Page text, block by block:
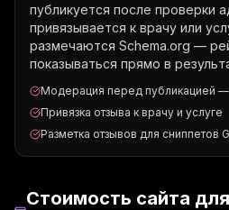
публикуется после проверки
привязывается к врачу или
размечаются Schema.org —
показываться прямо в
Модерация перед публикацией —
Привязка отзыва к врачу и услуге
Разметка отзывов для сниппетов
Стоимость сайта